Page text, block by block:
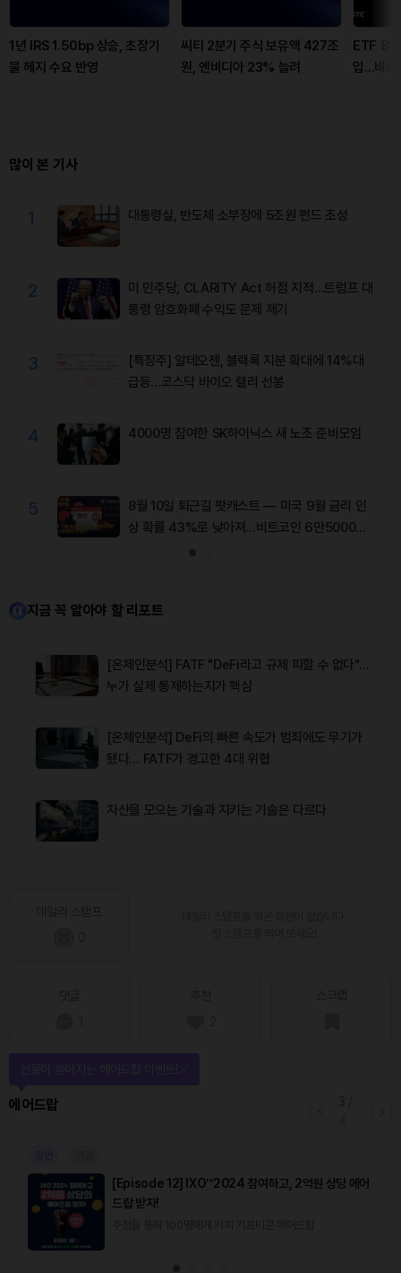
1년 IRS 1.50bp 상승, 초장기
물 헤지 수요 반영
씨티 2분기 주식 보유액 427조
원, 엔비디아 23% 늘려
ETF 8
입…비트
많이 본 기사
1 대통령실, 반도체 소부장에 5조원 펀드 조성
2
미 민주당, CLARITY Act 허점 지적…트럼프 대
통령 암호화폐 수익도 문제 제기
3
[특징주] 알테오젠, 블랙록 지분 확대에 14%대
급등…코스닥 바이오 랠리 선봉
4 4000명 참여한 SK하이닉스 새 노조 준비모임
5
8월 10일 퇴근길 팟캐스트 — 미국 9월 금리 인
상 확률 43%로 낮아져…비트코인 6만5000달
지금 꼭 알아야 할 리포트
[온체인분석] FATF "DeFi라고 규제 피할 수 없다"…
누가 실제 통제하는지가 핵심
[온체인분석] DeFi의 빠른 속도가 범죄에도 무기가
됐다… FATF가 경고한 4대 위협
자산을 모으는 기술과 지키는 기술은 다르다
에어드랍
[Episode 12] IXO™2024 참여하고, 2억원 상당 에어
드랍 받자!